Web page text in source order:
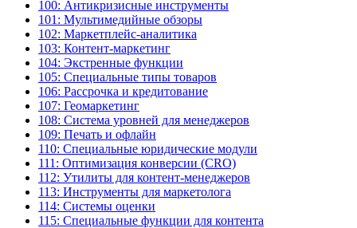
100: Антикризисные инструменты
101: Мультимедийные обзоры
102: Маркетплейс-аналитика
103: Контент-маркетинг
104: Экстренные функции
105: Специальные типы товаров
106: Рассрочка и кредитование
107: Геомаркетинг
108: Система уровней для менеджеров
109: Печать и офлайн
110: Специальные юридические модули
111: Оптимизация конверсии (CRO)
112: Утилиты для контент-менеджеров
113: Инструменты для маркетолога
114: Системы оценки
115: Специальные функции для контента